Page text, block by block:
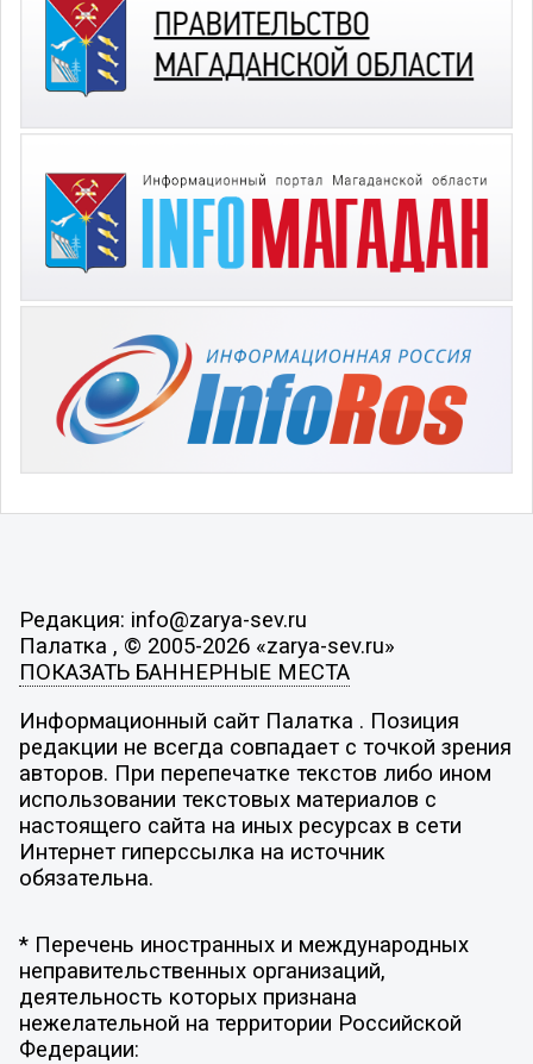
Редакция: info@zarya-sev.ru
Палатка , © 2005-2026 «zarya-sev.ru»
ПОКАЗАТЬ БАННЕРНЫЕ МЕСТА
Информационный сайт Палатка . Позиция
редакции не всегда совпадает с точкой зрения
авторов. При перепечатке текстов либо ином
использовании текстовых материалов с
настоящего сайта на иных ресурсах в сети
Интернет гиперссылка на источник
обязательна.
* Перечень иностранных и международных
неправительственных организаций,
деятельность которых признана
нежелательной на территории Российской
Федерации: